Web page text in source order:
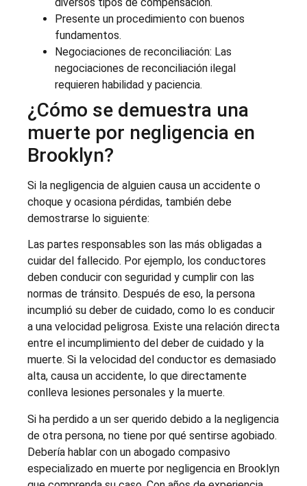
Presente un procedimiento con buenos
fundamentos.
Negociaciones de reconciliación: Las
negociaciones de reconciliación ilegal
requieren habilidad y paciencia.
¿Cómo se demuestra una
muerte por negligencia en
Brooklyn?
Si la negligencia de alguien causa un accidente o
choque y ocasiona pérdidas, también debe
demostrarse lo siguiente:
Las partes responsables son las más obligadas a
cuidar del fallecido. Por ejemplo, los conductores
deben conducir con seguridad y cumplir con las
normas de tránsito. Después de eso, la persona
incumplió su deber de cuidado, como lo es conducir
a una velocidad peligrosa. Existe una relación directa
entre el incumplimiento del deber de cuidado y la
muerte. Si la velocidad del conductor es demasiado
alta, causa un accidente, lo que directamente
conlleva lesiones personales y la muerte.
Si ha perdido a un ser querido debido a la negligencia
de otra persona, no tiene por qué sentirse agobiado.
Debería hablar con un abogado compasivo
especializado en muerte por negligencia en Brooklyn